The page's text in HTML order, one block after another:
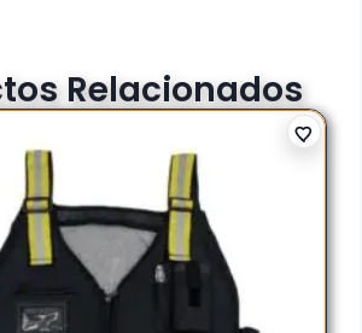
Relacionados